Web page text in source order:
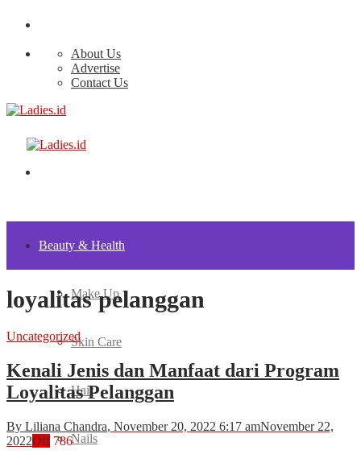
About Us
Advertise
Contact Us
Beauty & Health
Make Up
Skin Care
Hair
Nails
loyalitas pelanggan
Uncategorized
Kenali Jenis dan Manfaat dari Program
Loyalitas Pelanggan
By Liliana Chandra, November 20, 2022 6:17 amNovember 22,
2022Off786